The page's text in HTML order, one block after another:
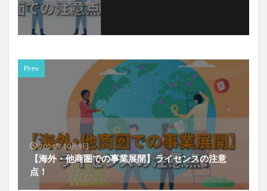
Prev
2024年10月9日
【海外・他商圏での事業展開】ライセンスの注意
点！